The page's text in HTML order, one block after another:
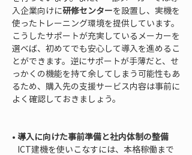
入企業向けに研修センターを設置し、実機を
使ったトレーニング環境を提供しています。
こうしたサポートが充実しているメーカーを
選べば、初めてでも安心して導入を進めるこ
とができます。逆にサポートが手薄だと、せ
っかくの機能を持て余してしまう可能性もあ
るため、購入先の支援サービス内容は事前に
よく確認しておきましょう。
• 導入に向けた事前準備と社内体制の整備